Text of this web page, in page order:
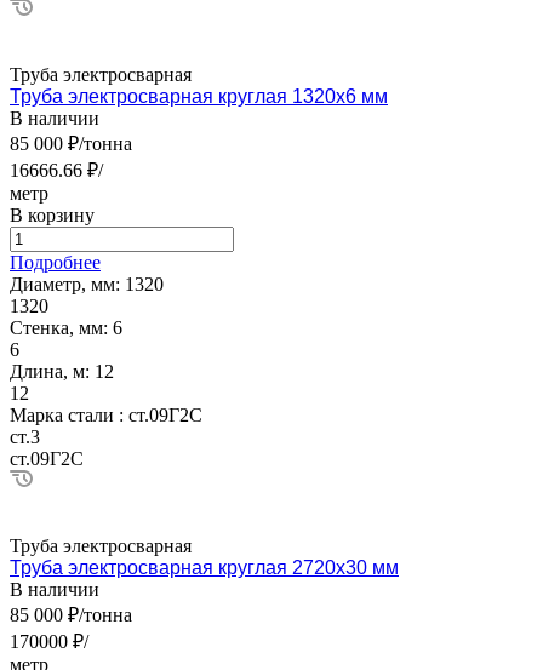
Труба электросварная
Труба электросварная круглая 1320х6 мм
В наличии
85 000 ₽/тонна
16666.66 ₽/
метр
В корзину
Подробнее
Диаметр, мм: 1320
1320
Стенка, мм: 6
6
Длина, м: 12
12
Марка стали : ст.09Г2С
ст.3
ст.09Г2С
Труба электросварная
Труба электросварная круглая 2720х30 мм
В наличии
85 000 ₽/тонна
170000 ₽/
метр